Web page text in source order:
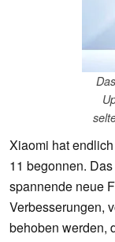
Xiaomi hat
11 begonnen.
spannende neue
Verbesserungen,
behoben werden,